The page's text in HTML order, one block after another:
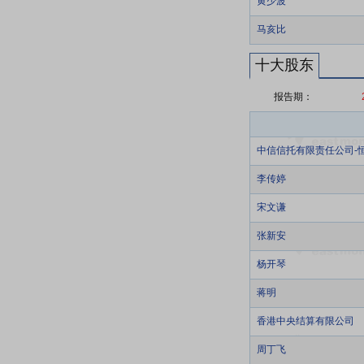
马亥比
十大股东
报告期：
中信信托有限责任公司-
李传婷
宋文谦
张新安
杨开琴
蒋明
香港中央结算有限公司
周丁飞